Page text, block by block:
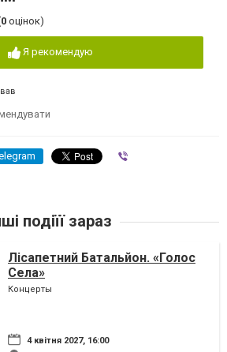
0 оцінок)
Я рекомендую
подіїї зараз
Лісапетний Батальйон. «Голос
Села»
Концерты
4 квітня 2027, 16:00